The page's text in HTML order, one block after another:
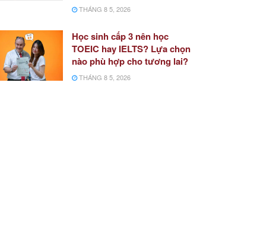
THÁNG 8 5, 2026
Học sinh cấp 3 nên học
TOEIC hay IELTS? Lựa chọn
nào phù hợp cho tương lai?
THÁNG 8 5, 2026